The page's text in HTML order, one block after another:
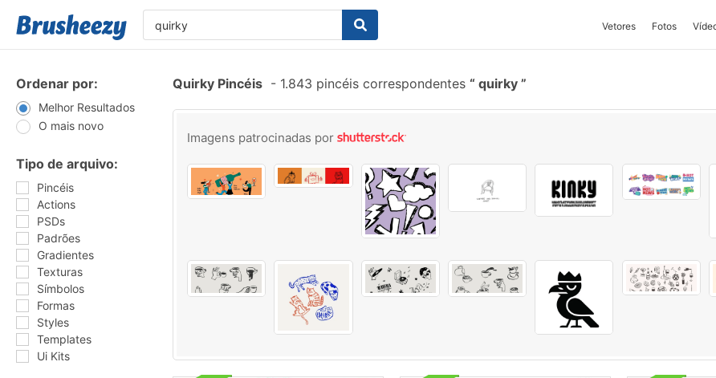
Vetores Fotos
Ordenar por:
Melhor Resultados
O mais novo
Tipo de arquivo:
Pincéis
Actions
PSDs
Padrões
Gradientes
Texturas
Símbolos
Formas
Styles
Templates
Ui Kits
Quirky Pincéis - 1.843 pincéis correspondentes quirky
Imagens patrocinadas por